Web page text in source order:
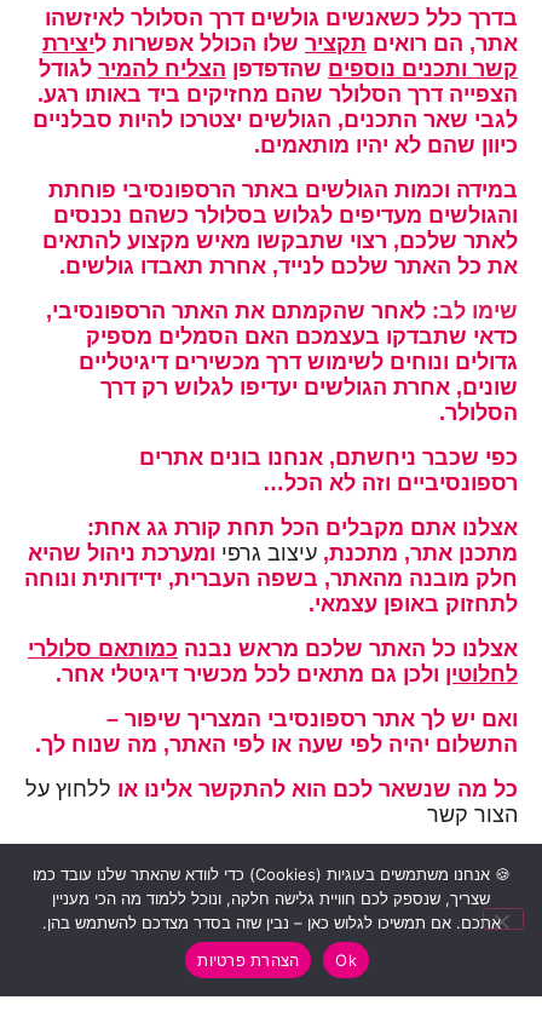
בדרך כלל כשאנשים גולשים דרך הסלולר לאיזשהו
אתר, הם רואים תקציר שלו הכולל אפשרות ליצירת
קשר ותכנים נוספים שהדפדפן הצליח להמיר לגודל
הצפייה דרך הסלולר שהם מחזיקים ביד באותו רגע.
לגבי שאר התכנים, הגולשים יצטרכו להיות סבלניים
כיוון שהם לא יהיו מותאמים.
במידה וכמות הגולשים באתר הרספונסיבי פוחתת
והגולשים מעדיפים לגלוש בסלולר כשהם נכנסים
לאתר שלכם, רצוי שתבקשו מאיש מקצוע להתאים
את כל האתר שלכם לנייד, אחרת תאבדו גולשים.
שימו לב: לאחר שהקמתם את האתר הרספונסיבי,
כדאי שתבדקו בעצמכם האם הסמלים מספיק
גדולים ונוחים לשימוש דרך מכשירים דיגיטליים
שונים, אחרת הגולשים יעדיפו לגלוש רק דרך
הסלולר.
כפי שכבר ניחשתם, אנחנו בונים אתרים
רספונסיביים וזה לא הכל…
אצלנו אתם מקבלים הכל תחת קורת גג אחת:
מתכנן אתר, מתכנת, עיצוב גרפי ומערכת ניהול שהיא
חלק מובנה מהאתר, בשפה העברית, ידידותית ונוחה
לתחזוק באופן עצמאי.
אצלנו כל האתר שלכם מראש נבנה כמותאם סלולרי
לחלוטין ולכן גם מתאים לכל מכשיר דיגיטלי אחר.
ואם יש לך אתר רספונסיבי המצריך שיפור –
התשלום יהיה לפי שעה או לפי האתר, מה שנוח לך.
כל מה שנשאר לכם הוא להתקשר אלינו או ללחוץ על
הצור קשר
מיתוג
קטלוגים דיגיטליים
🍪 אנחנו משתמשים בעוגיות (Cookies) כדי לוודא שהאתר שלנו עובד כמו
שצריך, שנספק לכם חוויית גלישה חלקה, ונוכל ללמוד מה הכי מעניין
אתכם. אם תמשיכו לגלוש כאן – נבין שזה בסדר מצדכם להשתמש בהן.
Ok
הצהרת פרטיות